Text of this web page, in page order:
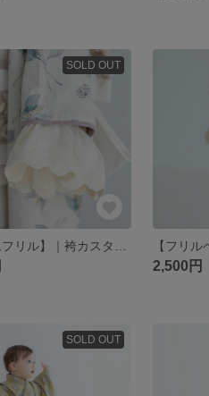
SOLD OUT
2,500円
SOLD OUT